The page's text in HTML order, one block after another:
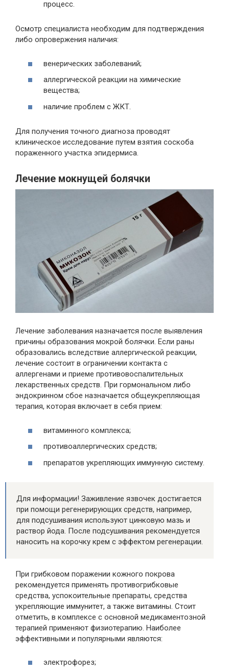
процесс.
Осмотр специалиста необходим для подтверждения
либо опровержения наличия:
венерических заболеваний;
аллергической реакции на химические
вещества;
наличие проблем с ЖКТ.
Для получения точного диагноза проводят
клиническое исследование путем взятия соскоба
пораженного участка эпидермиса.
Лечение мокнущей болячки
Лечение заболевания назначается после выявления
причины образования мокрой болячки. Если раны
образовались вследствие аллергической реакции,
лечение состоит в ограничении контакта с
аллергенами и приеме противовоспалительных
лекарственных средств. При гормональном либо
эндокринном сбое назначается общеукрепляющая
терапия, которая включает в себя прием:
витаминного комплекса;
противоаллергических средств;
препаратов укрепляющих иммунную систему.
Для информации! Заживление язвочек достигается
при помощи регенерирующих средств, например,
для подсушивания используют цинковую мазь и
раствор йода. После подсушивания рекомендуется
наносить на корочку крем с эффектом регенерации.
При грибковом поражении кожного покрова
рекомендуется применять противогрибковые
средства, успокоительные препараты, средства
укрепляющие иммунитет, а также витамины. Стоит
отметить, в комплексе с основной медикаментозной
терапией применяют физиотерапию. Наиболее
эффективными и популярными являются:
электрофорез;